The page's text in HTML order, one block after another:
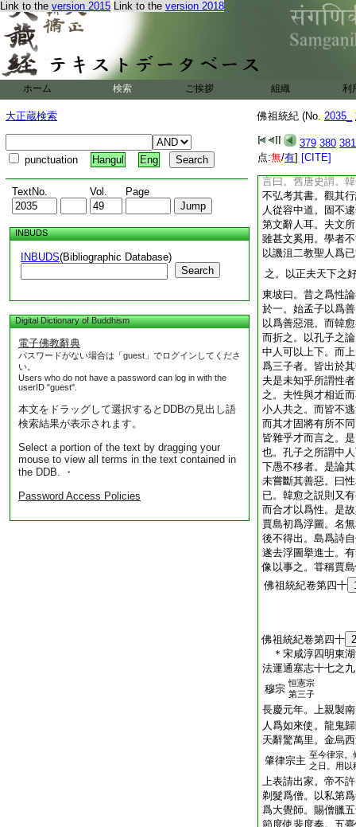
Link to the version 2015 Link to the version 2018
ホーム 検索 ご挨拶 組織 利
大正蔵検索
punctuation Hangul Eng
TextNo. Vol. Page
INBUDS
INBUDS(Bibliographic Database)
Search
Digital Dictionary of Buddhism
電子佛教辭典
パスワードがない場合は「guest」でログインしてくださ
い。
Users who do not have a password can log in with the
userID "guest".
本文をドラッグして選択するとDDBの見出し語
検索結果が表示されます。
Select a portion of the text by dragging your
mouse to view all terms in the text contained in
the DDB. ・
Password Access Policies
佛祖統紀 (No. 2035_
379 380 381
点:無/有] [CITE]
出世。未足知道 原
性。未
同人乎 原人
於獻諂求入 畏
答劉秀
才書
頴傳。 7
迭窮文之
博塞見張藉書
言曰。舊唐史謂。
不弘考其書。觀其
人從容中道。固不
第文辭人耳。夫文
雖甚文奚用。學者
以譏沮二教聖人爲
之。以正夫天下之
東坡曰。昔之爲性
於一。始孟子以爲
以爲善惡混。而韓
而折之。以孔子之
中人可以上下。而
爲三子者。皆出於
夫是未知乎所謂性
之。夫性與才相近
小人共之。而皆不
而其才固將有所不
皆雜乎才而言之。
也。孔子之所謂中
下愚不移者。是論
未嘗斷其善惡。曰
已。韓愈之説則又
而合才以爲性。是
賈島初爲浮圖。名
後不得出。島爲詩
遂去浮圖擧進士。
像以事之。甞稱賈
佛祖統紀卷第四十
佛祖統紀卷第四十 2
＊宋咸淳四明東
法運通塞志十七之九
穆宗 恒憲宗
第三子
長慶元年。上親製
人爲如來使。龍鬼
天辭驚萬里。金烏
肇律宗主 至今律宗。
之日。用以
上表請出家。帝不
剃髮爲僧。以私第
爲大覺師。賜僧臘
節度使裴度奏。五